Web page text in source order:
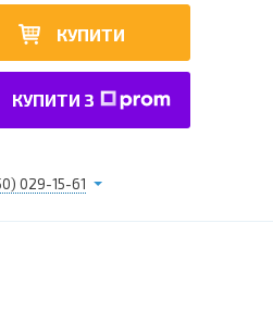
КУПИТИ
КУПИТИ З
029-15-61